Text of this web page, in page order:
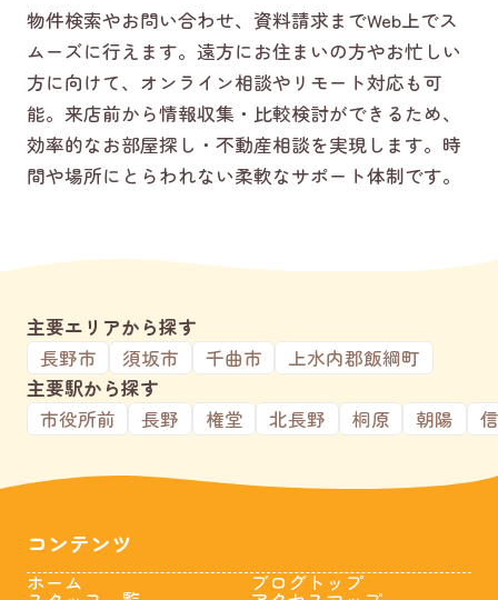
物件検索やお問い合わせ、資料請求までWeb上でス
ムーズに行えます。遠方にお住まいの方やお忙しい
方に向けて、オンライン相談やリモート対応も可
能。来店前から情報収集・比較検討ができるため、
効率的なお部屋探し・不動産相談を実現します。時
間や場所にとらわれない柔軟なサポート体制です。
主要エリアから探す
長野市
須坂市 千曲市
上水内郡飯綱町
主要駅から探す
市役所前
長野 権堂 北長野 桐原 朝陽
コンテンツ
ホーム ブログトップ